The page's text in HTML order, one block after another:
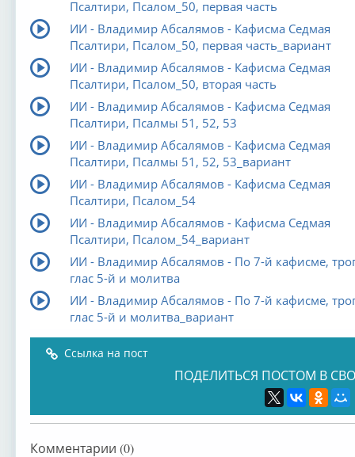
Псалтири, Псалом_50, первая часть
ИИ - Владимир Абсалямов - Кафисма Седмая
Псалтири, Псалом_50, первая часть_вариант
ИИ - Владимир Абсалямов - Кафисма Седмая
Псалтири, Псалом_50, вторая часть
ИИ - Владимир Абсалямов - Кафисма Седмая
Псалтири, Псалмы 51, 52, 53
ИИ - Владимир Абсалямов - Кафисма Седмая
Псалтири, Псалмы 51, 52, 53_вариант
ИИ - Владимир Абсалямов - Кафисма Седмая
Псалтири, Псалом_54
ИИ - Владимир Абсалямов - Кафисма Седмая
Псалтири, Псалом_54_вариант
ИИ - Владимир Абсалямов - По 7-й кафисме,
глас 5-й и молитва
ИИ - Владимир Абсалямов - По 7-й кафисме,
глас 5-й и молитва_вариант
Ссылка на пост
ПОДЕЛИТЬСЯ ПОСТОМ В
Комментарии (0)